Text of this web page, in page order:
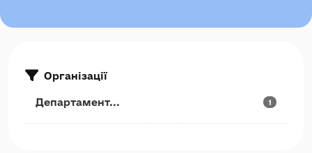
Організації
Департамент... 1